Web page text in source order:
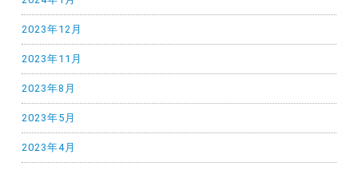
2023年12月
2023年11月
2023年8月
2023年5月
2023年4月